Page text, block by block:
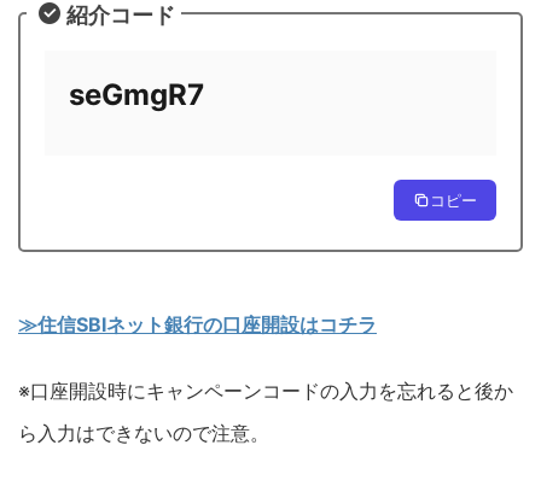
紹介コード
seGmgR7
コピー
≫住信SBIネット銀行の口座開設はコチラ
※口座開設時にキャンペーンコードの入力を忘れると後か
ら入力はできないので注意。